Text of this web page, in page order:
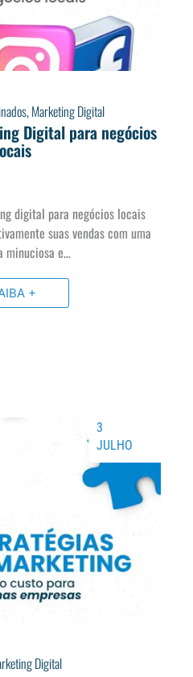
,Marketing Digital
Digital para negócios
digital para negócios locais
suas vendas com uma
minuciosa e…
+
Digital
3
JULHO